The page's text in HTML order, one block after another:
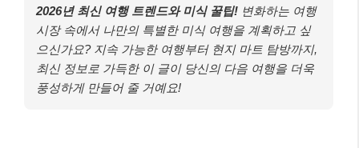
2026년 최신 여행 트렌드와 미식 꿀팁! 변화하는 여행
시장 속에서 나만의 특별한 미식 여행을 계획하고 싶
으신가요? 지속 가능한 여행부터 현지 마트 탐방까지,
최신 정보로 가득한 이 글이 당신의 다음 여행을 더욱
풍성하게 만들어 줄 거예요!